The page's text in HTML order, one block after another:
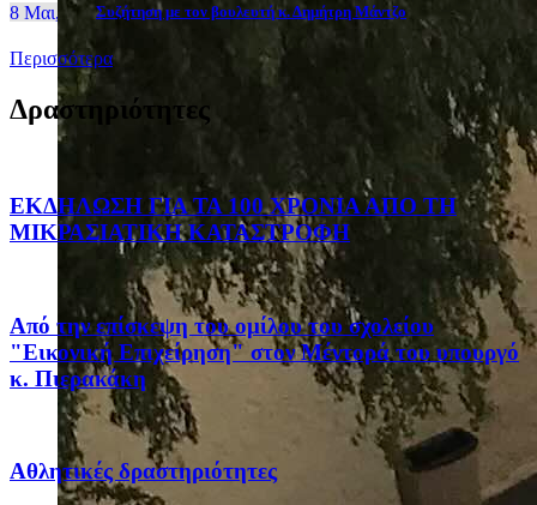
8 Μαι, 26 Συζήτηση με τον βουλευτή κ. Δημήτρη Μάντζο
Περισσότερα
Δραστηριότητες
ΕΚΔΗΛΩΣΗ ΓΙΑ ΤΑ 100 ΧΡΟΝΙΑ ΑΠΟ ΤΗ
ΜΙΚΡΑΣΙΑΤΙΚΗ ΚΑΤΑΣΤΡΟΦΗ
Από την επίσκεψη του ομίλου του σχολείου
"Εικονική Επιχείρηση" στον Μέντορά του υπουργό
κ. Πιερακάκη
Αθλητικές δραστηριότητες